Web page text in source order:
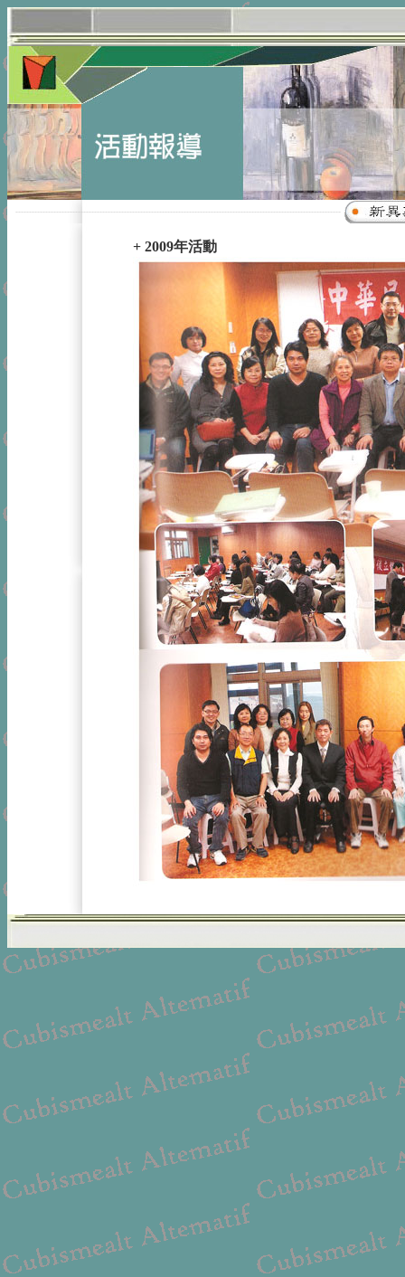
------------------------------------------------------------------------------------------------------------------------
+ 2009年活動